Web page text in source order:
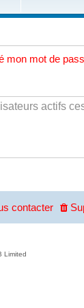
mon mot de
actifs
contacter
Limited